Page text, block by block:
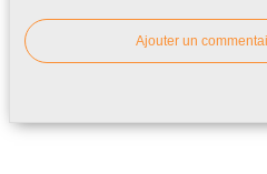
Ajouter un